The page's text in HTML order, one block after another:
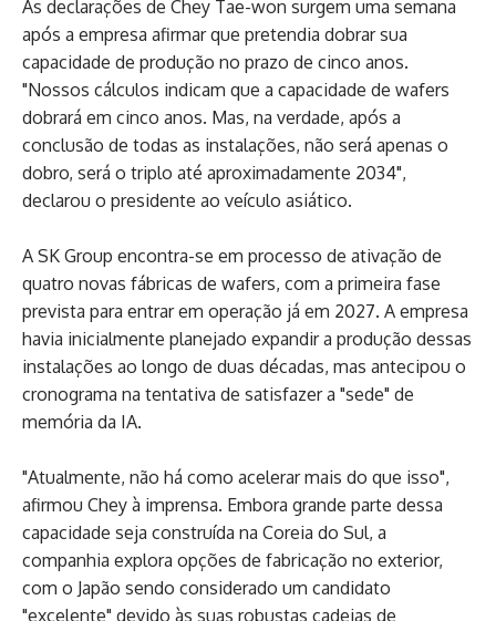
As declarações de Chey Tae-won surgem uma semana
após a empresa afirmar que pretendia dobrar sua
capacidade de produção no prazo de cinco anos.
"Nossos cálculos indicam que a capacidade de wafers
dobrará em cinco anos. Mas, na verdade, após a
conclusão de todas as instalações, não será apenas o
dobro, será o triplo até aproximadamente 2034",
declarou o presidente ao veículo asiático.
A SK Group encontra-se em processo de ativação de
quatro novas fábricas de wafers, com a primeira fase
prevista para entrar em operação já em 2027. A empresa
havia inicialmente planejado expandir a produção dessas
instalações ao longo de duas décadas, mas antecipou o
cronograma na tentativa de satisfazer a "sede" de
memória da IA.
"Atualmente, não há como acelerar mais do que isso",
afirmou Chey à imprensa. Embora grande parte dessa
capacidade seja construída na Coreia do Sul, a
companhia explora opções de fabricação no exterior,
com o Japão sendo considerado um candidato
"excelente" devido às suas robustas cadeias de